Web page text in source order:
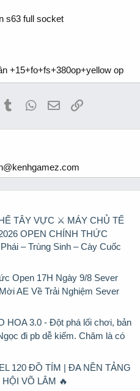
s63 full socket
+15+fo+fs+380op+yellow op
TumblrWhatsApp
EmailLink
TÂY VỰC ⚔️ MÁY CHỦ TẾ
OPEN CHÍNH THỨC
– Trùng Sinh – Cày Cuốc
Open 17H Ngày 9/8 Sever
AE Về Trải Nghiệm Sever
HOA 3.0 - Đột phá lối chơi, bản
đi pb dễ kiếm. Chăm là có
120 ĐỒ TÍM | ĐA NỀN TẢNG
VÕ LÂM 🔥